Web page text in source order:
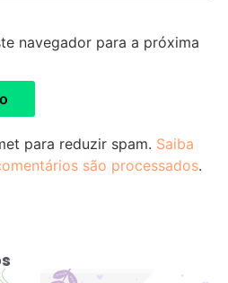
navegador para a próxima
para reduzir spam. Saiba
são processados.
Displasia do